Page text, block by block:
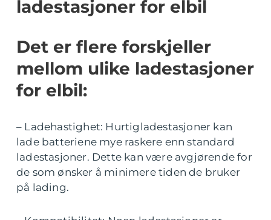
ladestasjoner for elbil
Det er flere forskjeller
mellom ulike ladestasjoner
for elbil:
– Ladehastighet: Hurtigladestasjoner kan
lade batteriene mye raskere enn standard
ladestasjoner. Dette kan være avgjørende for
de som ønsker å minimere tiden de bruker
på lading.